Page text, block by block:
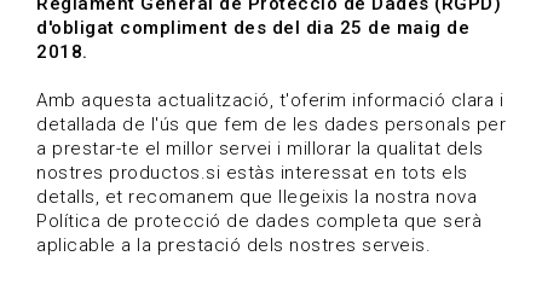
HOME
d'obligat compliment des del dia 25 de maig de
2018.
Amb aquesta actualització, t'oferim informació clara i
detallada de l'ús que fem de les dades personals per
a prestar-te el millor servei i millorar la qualitat dels
nostres productos.si estàs interessat en tots els
detalls, et recomanem que llegeixis la nostra nova
Política de protecció de dades completa que serà
aplicable a la prestació dels nostres serveis.